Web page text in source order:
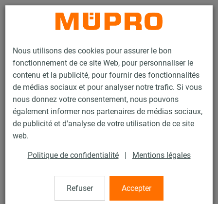
Nous utilisons des cookies pour assurer le bon
fonctionnement de ce site Web, pour personnaliser le
contenu et la publicité, pour fournir des fonctionnalités
de médias sociaux et pour analyser notre trafic. Si vous
nous donnez votre consentement, nous pouvons
également informer nos partenaires de médias sociaux,
de publicité et d'analyse de votre utilisation de ce site
web.
Politique de confidentialité | Mentions légales
Refuser Accepter
Contact
Produits Technique de fixation Colliers ½ Platine de répartition
50 / 60
½ Platine de répartition
Platine de répartition, ép 30/50 mm, ø60,3 mm, zinguée